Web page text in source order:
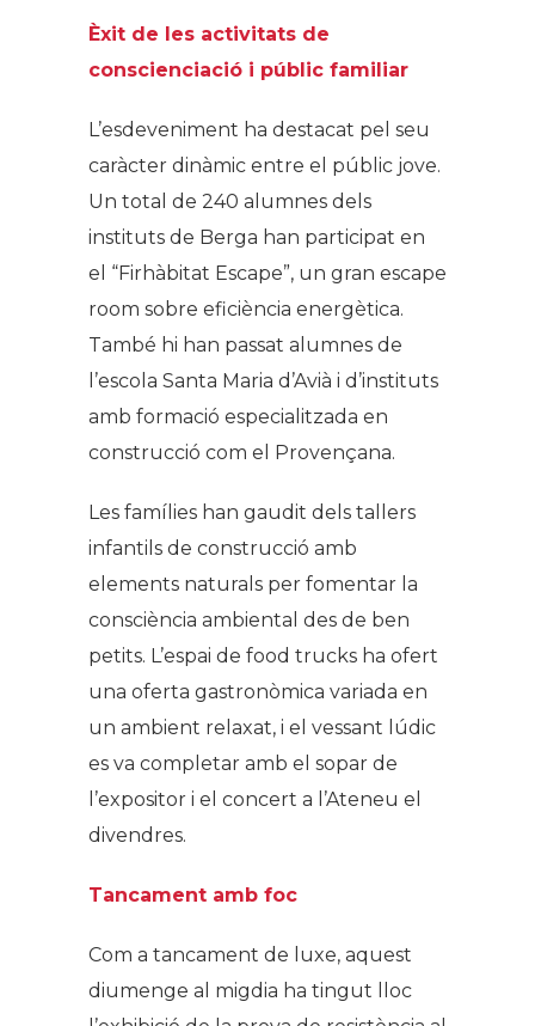
Èxit de les activitats de
conscienciació i públic familiar
L’esdeveniment ha destacat pel seu
caràcter dinàmic entre el públic jove.
Un total de 240 alumnes dels
instituts de Berga han participat en
el “Firhàbitat Escape”, un gran escape
room sobre eficiència energètica.
També hi han passat alumnes de
l’escola Santa Maria d’Avià i d’instituts
amb formació especialitzada en
construcció com el Provençana.
Les famílies han gaudit dels tallers
infantils de construcció amb
elements naturals per fomentar la
consciència ambiental des de ben
petits. L’espai de food trucks ha ofert
una oferta gastronòmica variada en
un ambient relaxat, i el vessant lúdic
es va completar amb el sopar de
l’expositor i el concert a l’Ateneu el
divendres.
Tancament amb foc
Com a tancament de luxe, aquest
diumenge al migdia ha tingut lloc